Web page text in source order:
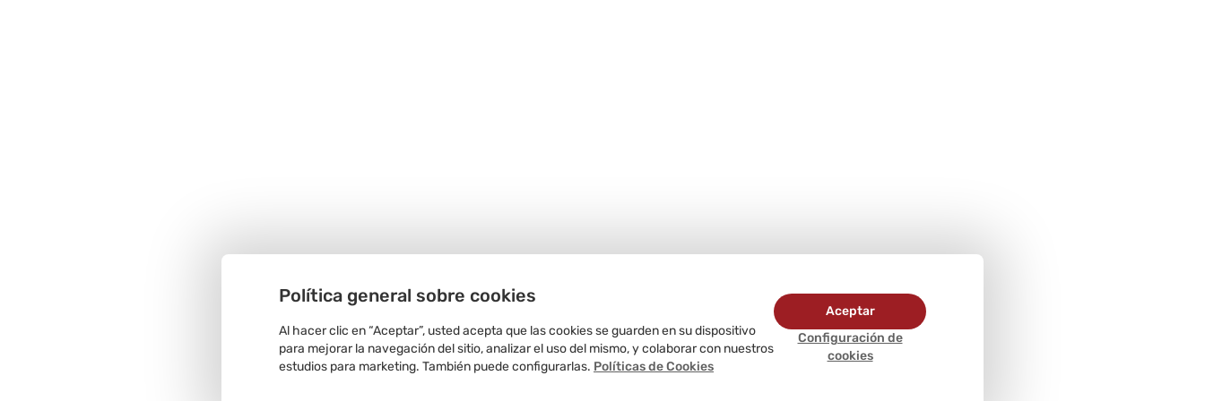
Política general sobre cookies
Al hacer clic en “Aceptar”, usted acepta que las cookies se guarden en su dispositivo
para mejorar la navegación del sitio, analizar el uso del mismo, y colaborar con nuestros
estudios para marketing. También puede configurarlas. Políticas de Cookies
Configuración de
cookies
Aceptar